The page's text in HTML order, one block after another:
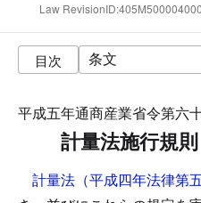
Law
目次
平成五年通商産業省令第六
計量法施行規則
計量法（平成四年法律第